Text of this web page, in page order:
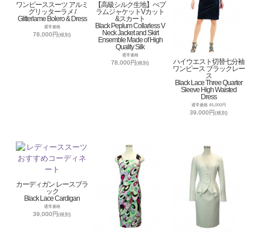
ワンピーススーツ アルミ
グリッターラメ /
Glitterlame Bolero & Dress
通常価格
78,000円(税別)
【高級シルク生地】ぺプ
ラムジャケットVカット
&スカート
Black Peplum Collarless V
Neck Jacket and Skirt
Ensemble Made of High
Quality Silk
通常価格
78,000円(税別)
ハイウエスト切替七分袖
ワンピース ブラックレー
ス
Black Lace Three Quarter
Sleeve High Waisted
Dress
通常価格 45,000円
39,000円(税別)
カーディガン レースブラ
ック
Black Lace Cardigan
通常価格
39,000円(税別)